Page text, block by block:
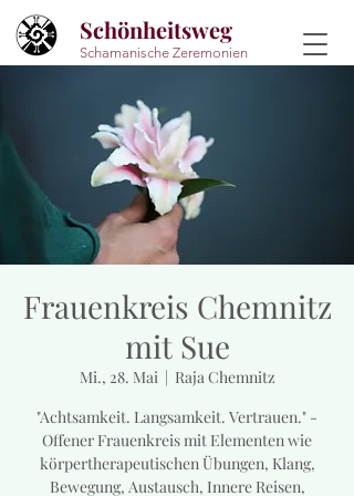
Schönheitsweg
Schamanische Zeremonien
Frauenkreis Chemnitz
mit Sue
Mi., 28. Mai
  |
Raja Chemnitz
"Achtsamkeit. Langsamkeit. Vertrauen." -
Offener Frauenkreis mit Elementen wie
körpertherapeutischen Übungen, Klang,
Bewegung, Austausch, Innere Reisen,